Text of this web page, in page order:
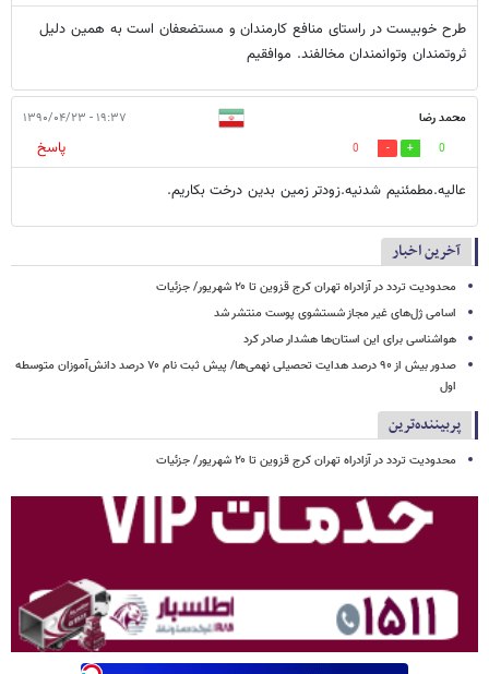
طرح خوبیست در راستای منافع کارمندان و مستضعفان است به همین دلیل
ثروتمندان وتوانمندان مخالفند. موافقیم
محمد رضا ۱۹:۳۷ - ۱۳۹۰/۰۴/۲۳
0
0
پاسخ
عالیه.مطمئنیم شدنیه.زودتر زمین بدین درخت بکاریم.
آخرین اخبار
محدودیت تردد در آزادراه تهران کرج قزوین تا ۲۰ شهریور/ جزئیات
اسامی ژل‌های غیر مجاز شستشوی پوست منتشر شد
هواشناسی برای این استان‌ها هشدار صادر کرد
صدور بیش از ۹۰ درصد هدایت تحصیلی نهمی‌ها/ پیش ثبت نام ۷۰ درصد دانش‌آموزان متوسطه
اول
پربیننده‌ترین
محدودیت تردد در آزادراه تهران کرج قزوین تا ۲۰ شهریور/ جزئیات